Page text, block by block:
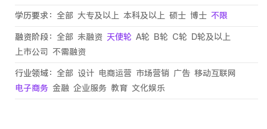
学历要求： 全部 大专及以上 本科及以上 硕士 博士 不限
融资阶段： 全部 未融资 天使轮 A轮 B轮 C轮 D轮及以上
上市公司 不需融资
行业领域： 全部 设计 电商运营 市场营销 广告 移动互联网
电子商务 金融 企业服务 教育 文化娱乐